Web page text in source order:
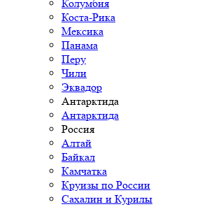
Колумбия
Коста-Рика
Мексика
Панама
Перу
Чили
Эквадор
Антарктида
Антарктида
Россия
Алтай
Байкал
Камчатка
Круизы по России
Сахалин и Курилы